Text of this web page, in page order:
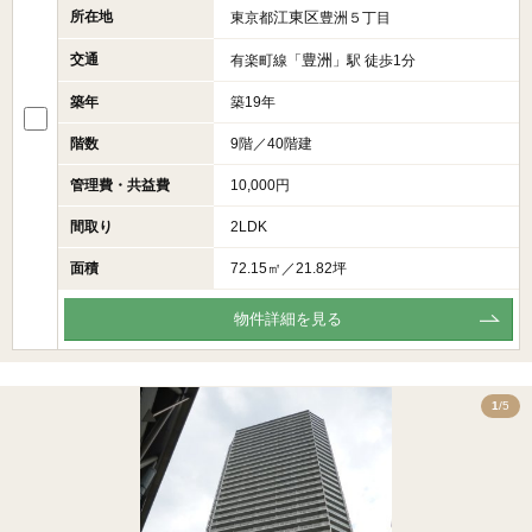
所在地 東京都江東区豊洲５丁目
交通 有楽町線「 豊洲 」駅 徒歩1分
築年 築19年
階数 9階／40階建
管理費・共益費 10,000円
間取り 2LDK
面積 72.15㎡／21.82坪
物件詳細を見る
1/5